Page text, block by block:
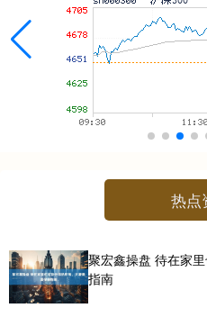
热点
聚宏鑫操盘 待在家
指南